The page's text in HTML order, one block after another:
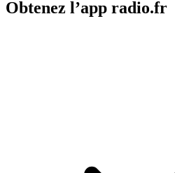
Obtenez l’app